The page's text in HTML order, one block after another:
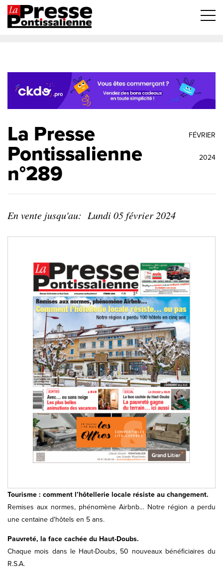
La Presse
Pontissalienne
n°289
FÉVRIER
2024
En vente jusqu'au: Lundi 05 février 2024
Tourisme : comment l’hôtellerie locale résiste au changement.
Remises aux normes, phénomène Airbnb… Notre région a perdu
une centaine d'hôtels en 5 ans.
Pauvreté, la face cachée du Haut-Doubs.
Chaque mois dans le Haut-Doubs, 50 nouveaux bénéficiaires du
R.S.A.